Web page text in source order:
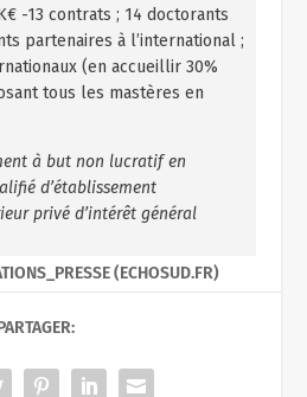
-13 contrats ; 14 doctorants
partenaires à l’international ;
(en accueillir 30%
tous les mastères en
à but non lucratif en
d’établissement
privé d’intérêt général
(ECHOSUD.FR)